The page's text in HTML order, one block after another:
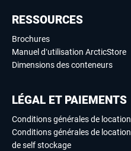
RESSOURCES
Brochures
Manuel d’utilisation ArcticStore
Dimensions des conteneurs
LÉGAL ET PAIEMENTS
Conditions générales de location
Conditions générales de location
de self stockage